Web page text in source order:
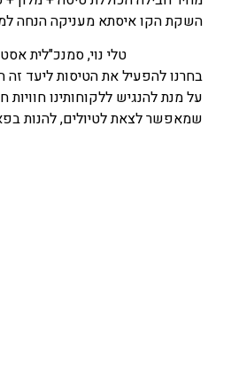
השקת הקו איסתא מעניקה הנחה למזמינים
טלי נוי, סמנכ"לית
בחרנו להפעיל את הטיסות ליעד
שמאפשר לצאת לטיולים, להנות